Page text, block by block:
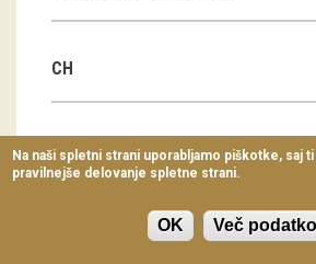
Predavanja
Delavnice
Vodeni ogledi
CH
CN
Na naši spletni strani uporabljamo piškotke, saj
pravilnejše delovanje spletne strani.
OK Več